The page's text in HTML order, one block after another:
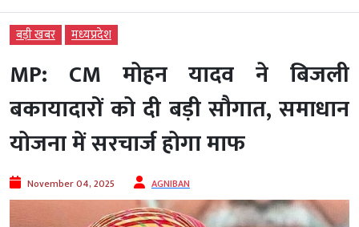
बड़ी खबर मध्‍यप्रदेश
MP: CM मोहन यादव ने बिजली
बकायादारों को दी बड़ी सौगात, समाधान
योजना में सरचार्ज होगा माफ
November 04, 2025 AGNIBAN